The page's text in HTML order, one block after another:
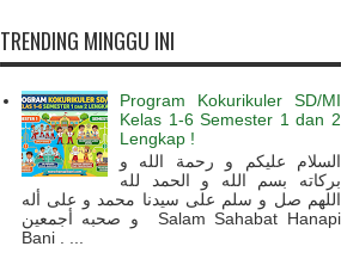
TRENDING MINGGU INI
Program Kokurikuler SD/MI
Kelas 1-6 Semester 1 dan 2
Lengkap !
السلام عليكم و رحمة الله و
بركاته بسم الله و الحمد لله
اللهم صل و سلم على سيدنا محمد و على أله
و صحبه أجمعين Salam Sahabat Hanapi
Bani . ...